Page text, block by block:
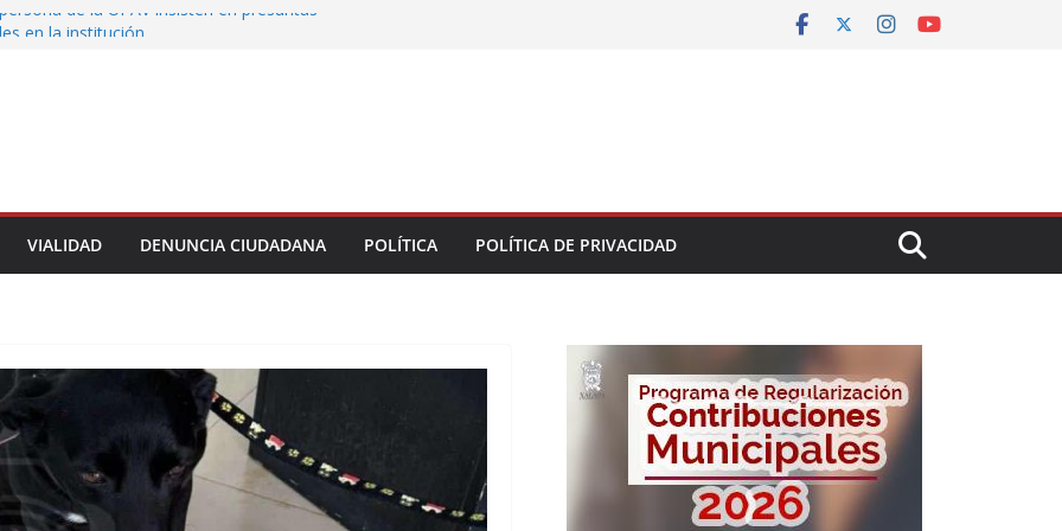
de la UPAV insisten en presuntas
de Veracruz la cultura de la prevención
municipio
VIALIDAD DENUNCIA CIUDADANA POLÍTICA POLÍTICA DE PRIVACIDAD